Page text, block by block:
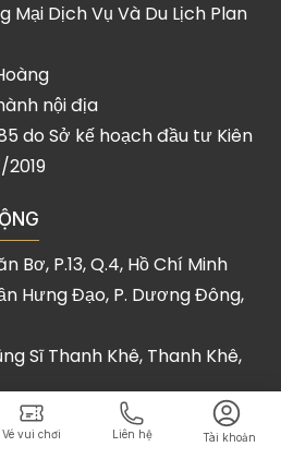
Vé vui chơi Liên hệ Tài khoản
Mại Dịch Vụ Và Du Lịch Plan
nội địa
do Sở kế hoạch đầu tư Kiên
Bơ, P.13, Q.4, Hồ Chí Minh
Hưng Đạo, P. Dương Đông,
Sĩ Thanh Khê, Thanh Khê,